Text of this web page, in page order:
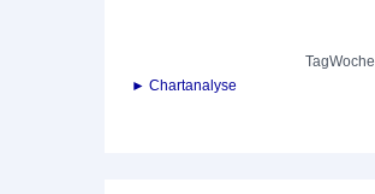
TagWoche
► Chartanalyse